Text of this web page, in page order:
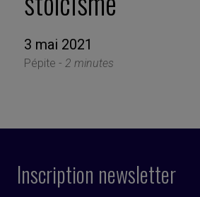
3 mai 2021
Pépite - 2 minutes
Inscription newsletter